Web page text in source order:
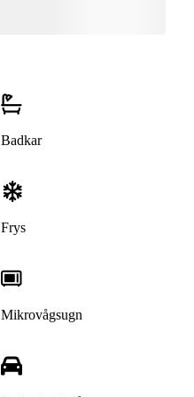
Badkar
Frys
Mikrovågsugn